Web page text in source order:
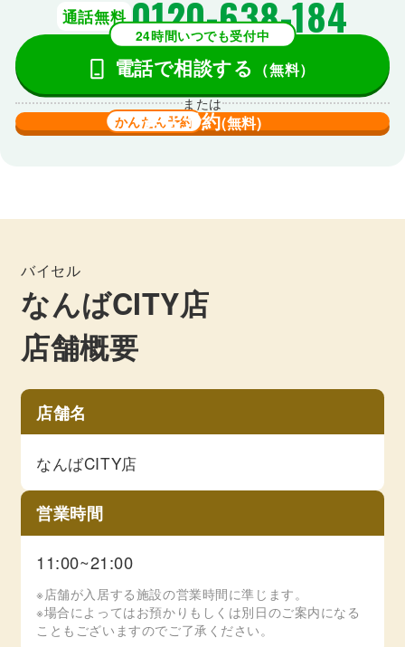
通話無料 0120-638-184
24時間いつでも受付中
電話で相談する （無料）
または
かんたん予約
来店予約(無料)
バイセル
なんばCITY店
店舗概要
店舗名
なんばCITY店
営業時間
11:00~21:00
※店舗が入居する施設の営業時間に準じます。
※場合によってはお預かりもしくは別日のご案内になる
こともございますのでご了承ください。